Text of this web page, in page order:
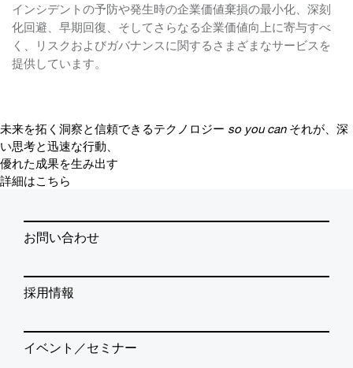
インシデントの予防や発生時の企業価値棄損の最小化、深刻
化回避、早期回復、そしてさらなる企業価値向上に寄与すべ
く、リスクおよびガバナンスに関するさまざまなサービスを
提供しています。
未来を拓く洞察と信頼できるテクノロジー so you can それが、深
い思考と迅速な行動、
優れた成果を生み出す
詳細はこちら
お問い合わせ
採用情報
イベント／セミナー